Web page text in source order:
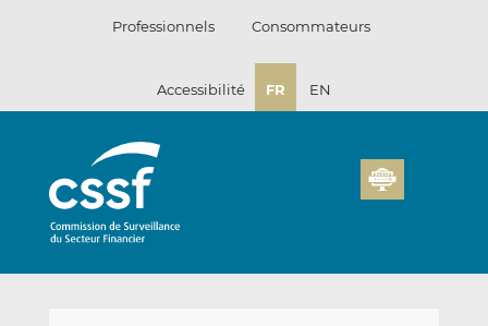
Professionnels Consommateurs
Accessibilité FR EN